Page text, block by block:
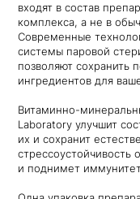
входят в состав
комплекса, а не в
Современные
системы паровой
позволяют сохранить
ингредиентов для
Витаминно-
Laboratory улучшит
их и сохранит
стрессоустойчивость
и поднимет